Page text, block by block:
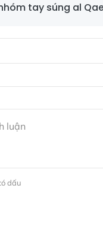
tay súng al
dấu